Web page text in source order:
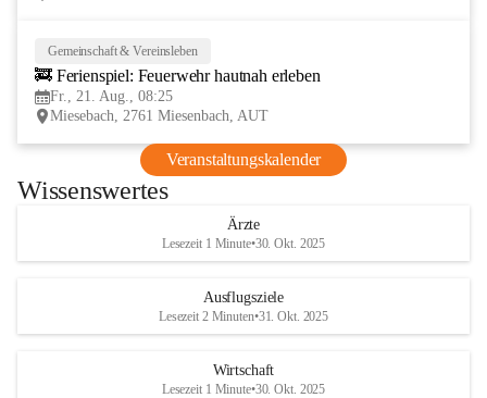
Gemeinschaft & Vereinsleben
🚒 Ferienspiel: Feuerwehr hautnah erleben
Fr., 21. Aug., 08:25
Miesebach, 2761 Miesenbach, AUT
Veranstaltungskalender
Wissenswertes
Ärzte
Lesezeit 1 Minute•30. Okt. 2025
Ausflugsziele
Lesezeit 2 Minuten•31. Okt. 2025
Wirtschaft
Lesezeit 1 Minute•30. Okt. 2025